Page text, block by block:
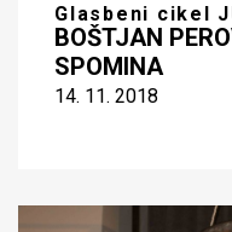
Glasbeni cikel
BOŠTJAN
SPOMINA
14. 11. 2018